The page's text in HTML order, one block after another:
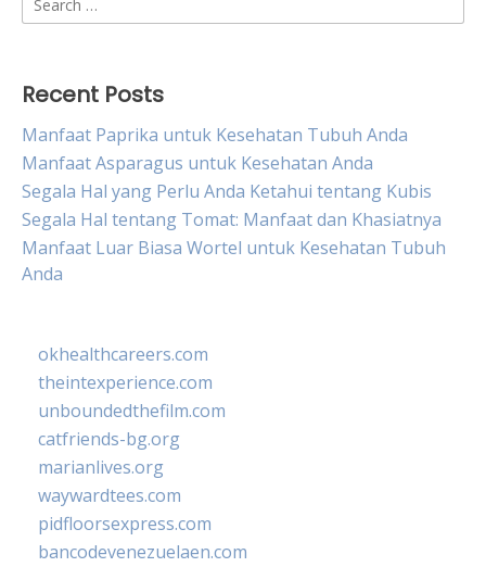
for:
Recent Posts
Manfaat Paprika untuk Kesehatan Tubuh Anda
Manfaat Asparagus untuk Kesehatan Anda
Segala Hal yang Perlu Anda Ketahui tentang Kubis
Segala Hal tentang Tomat: Manfaat dan Khasiatnya
Manfaat Luar Biasa Wortel untuk Kesehatan Tubuh
Anda
okhealthcareers.com
theintexperience.com
unboundedthefilm.com
catfriends-bg.org
marianlives.org
waywardtees.com
pidfloorsexpress.com
bancodevenezuelaen.com